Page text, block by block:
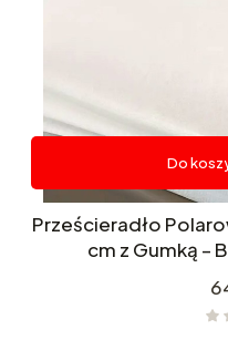
Do
Prześcieradło
cm z Gumką –